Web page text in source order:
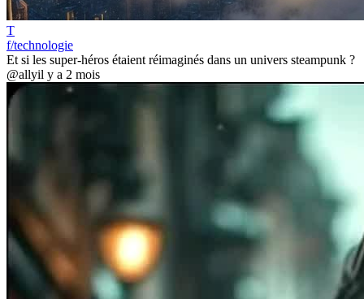
T
f/technologie
Et si les super-héros étaient réimaginés dans un univers steampunk ?
@allyil y a 2 mois